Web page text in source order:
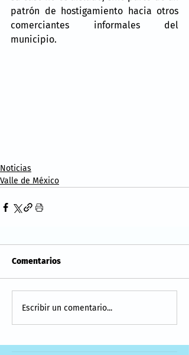
patrón de hostigamiento hacia otros
comerciantes informales del
municipio.
Noticias
Valle de México
Comentarios
Escribir un comentario...